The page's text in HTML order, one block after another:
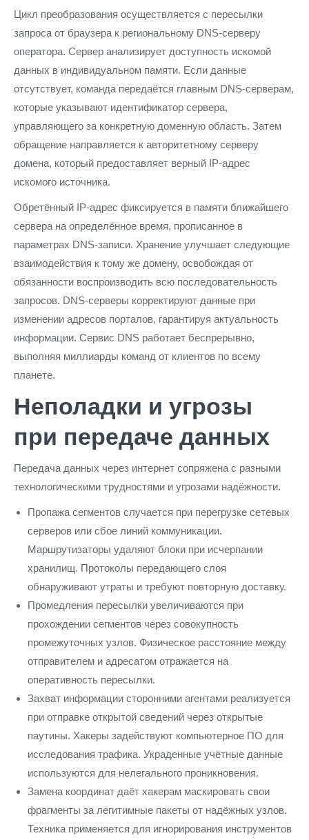
Цикл преобразования осуществляется с пересылки
запроса от браузера к региональному DNS-серверу
оператора. Сервер анализирует доступность искомой
данных в индивидуальном памяти. Если данные
отсутствует, команда передаётся главным DNS-серверам,
которые указывают идентификатор сервера,
управляющего за конкретную доменную область. Затем
обращение направляется к авторитетному серверу
домена, который предоставляет верный IP-адрес
искомого источника.
Обретённый IP-адрес фиксируется в памяти ближайшего
сервера на определённое время, прописанное в
параметрах DNS-записи. Хранение улучшает следующие
взаимодействия к тому же домену, освобождая от
обязанности воспроизводить всю последовательность
запросов. DNS-серверы корректируют данные при
изменении адресов порталов, гарантируя актуальность
информации. Сервис DNS работает беспрерывно,
выполняя миллиарды команд от клиентов по всему
планете.
Неполадки и угрозы
при передаче данных
Передача данных через интернет сопряжена с разными
технологическими трудностями и угрозами надёжности.
Пропажа сегментов случается при перегрузке сетевых
серверов или сбое линий коммуникации.
Маршрутизаторы удаляют блоки при исчерпании
хранилищ. Протоколы передающего слоя
обнаруживают утраты и требуют повторную доставку.
Промедления пересылки увеличиваются при
прохождении сегментов через совокупность
промежуточных узлов. Физическое расстояние между
отправителем и адресатом отражается на
оперативность пересылки.
Захват информации сторонними агентами реализуется
при отправке открытой сведений через открытые
паутины. Хакеры задействуют компьютерное ПО для
исследования трафика. Украденные учётные данные
используются для нелегального проникновения.
Замена координат даёт хакерам маскировать свои
фрагменты за легитимные пакеты от надёжных узлов.
Техника применяется для игнорирования инструментов